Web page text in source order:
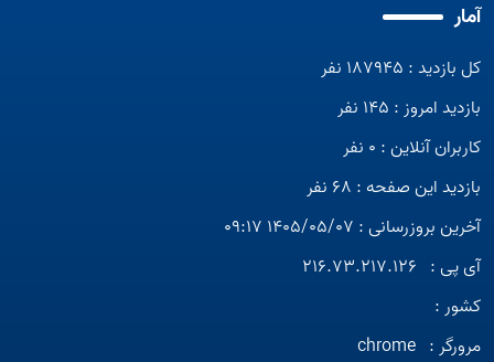
آمار
کل بازدید : 187945 نفر
بازدید امروز : 145 نفر
کاربران آنلاین : 0 نفر
بازدید این صفحه : 68 نفر
آخرین بروزرسانی : 1405/05/07 09:17
آی پی : 216.73.217.126
کشور :
مرورگر : chrome